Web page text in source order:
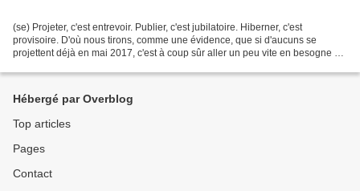
(se) Projeter, c'est entrevoir. Publier, c'est jubilatoire. Hiberner, c'est
provisoire. D'où nous tirons, comme une évidence, que si d'aucuns se
projettent déjà en mai 2017, c'est à coup sûr aller un peu vite en besogne et
Hébergé par Overblog
Top articles
Pages
Contact